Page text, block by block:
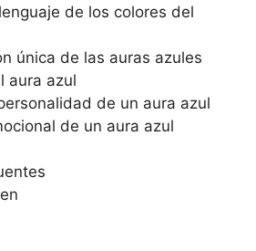
de los colores del
única de las auras azules
aura azul
de un aura azul
de un aura azul